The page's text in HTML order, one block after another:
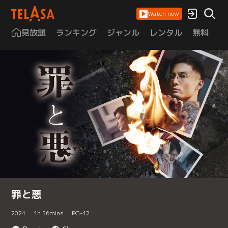
Watch now
見放題 ランキング ジャンル レンタル 無料
罪と悪
2024 1h 56mins PG-12